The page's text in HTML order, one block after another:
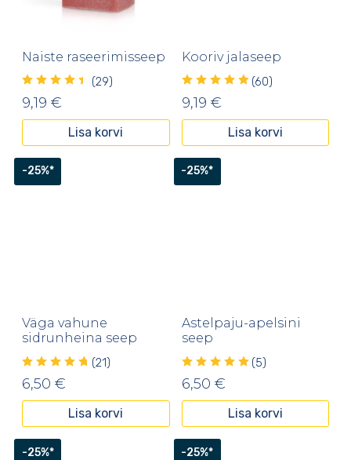
Naiste raseerimisseep
(29)
9,19 €
Lisa korvi
Kooriv jalaseep
(60)
9,19 €
Lisa korvi
-25%*
Väga vahune
sidrunheina seep
(21)
6,50 €
Lisa korvi
-25%*
Astelpaju-apelsini
seep
(5)
6,50 €
Lisa korvi
-25%* -25%*